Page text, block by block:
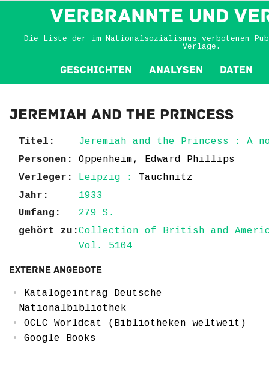
VERBRANNTE und
Die Liste der im Nationalsozialismus verbotenen
Verlage.
Geschichten Analysen Daten
Jeremiah and the Princess
Titel:
Jeremiah and the Princess : A
Personen:
Oppenheim, Edward Phillips
Verleger:
Leipzig : Tauchnitz
Jahr:
1933
Umfang:
279 S.
gehört zu:Collection of British and
Vol. 5104
Externe Angebote
Katalogeintrag Deutsche
Nationalbibliothek
OCLC Worldcat (Bibliotheken weltweit)
Google Books